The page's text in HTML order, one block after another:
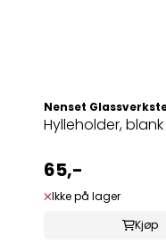
Nenset
Hylleholder, blank
65,-
Ikke på lager
Kjøp